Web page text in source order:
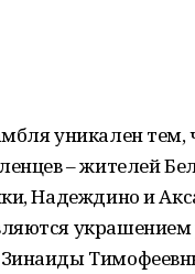
уникален тем,
– жителей
Надеждино и
украшением